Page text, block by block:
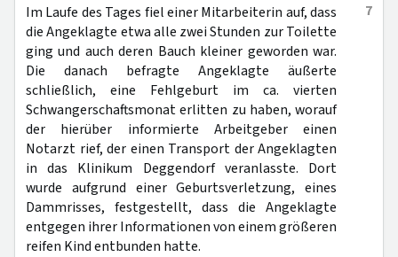
7
Im Laufe des Tages fiel einer Mitarbeiterin auf, dass
die Angeklagte etwa alle zwei Stunden zur Toilette
ging und auch deren Bauch kleiner geworden war.
Die danach befragte Angeklagte äußerte
schließlich, eine Fehlgeburt im ca. vierten
Schwangerschaftsmonat erlitten zu haben, worauf
der hierüber informierte Arbeitgeber einen
Notarzt rief, der einen Transport der Angeklagten
in das Klinikum Deggendorf veranlasste. Dort
wurde aufgrund einer Geburtsverletzung, eines
Dammrisses, festgestellt, dass die Angeklagte
entgegen ihrer Informationen von einem größeren
reifen Kind entbunden hatte.